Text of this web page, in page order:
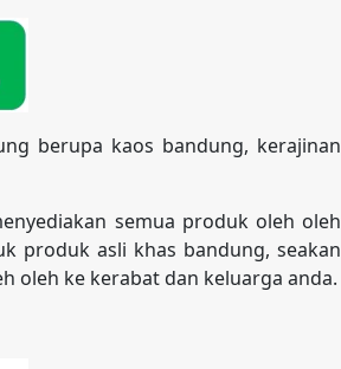
berupa kaos bandung, kerajinan
semua produk oleh oleh
produk asli khas bandung, seakan
oleh ke kerabat dan keluarga anda.